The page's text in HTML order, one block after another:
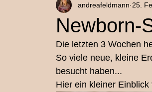
Babyfotografie, Kinderfotos
Hochzeitsfotografie Bern
Fotografie-Workshop
Newborn-
andreafeldmann 25.
Die letzten 3 Wochen
So viele neue, kleine
besucht haben...
Hier ein kleiner